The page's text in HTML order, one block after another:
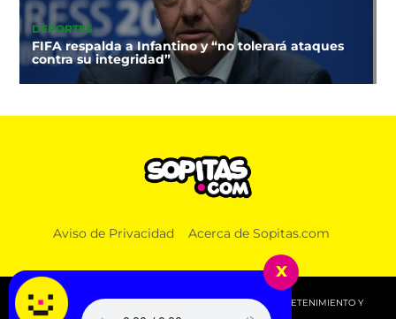
DEPORTES
FIFA respalda a Infantino y “no tolerará ataques
contra su integridad”
Aviso de Privacidad Acerca de Sopitas.com
© 2026 SOPITAS.COM - MÚSICA, NOTICIAS, DEPORTES, ENTRETENIMIENTO Y
x